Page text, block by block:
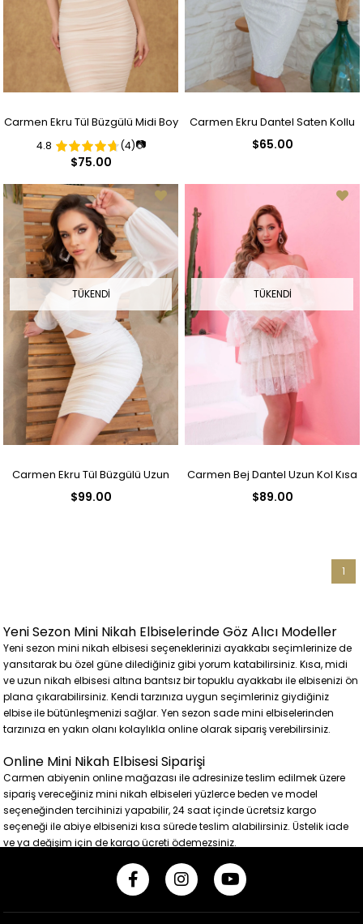
Carmen Ekru Tül Büzgülü Midi Boy
Nikah Abiye Elbise
4.8 (4)📷
$75.00
Carmen Ekru Dantel Saten Kollu
$65.00
TÜKENDI
Carmen Ekru Tül Büzgülü Uzun
$99.00
TÜKENDI
Carmen Bej Dantel Uzun Kol Kısa
$89.00
1
Yeni Sezon Mini Nikah Elbiselerinde Göz Alıcı Modeller
Yeni sezon mini nikah elbisesi seçeneklerinizi ayakkabı seçimlerinize de
yansıtarak bu özel güne dilediğiniz gibi yorum katabilirsiniz. Kısa, midi
ve uzun nikah elbisesi altına bantsız bir topuklu ayakkabı ile elbisenizi ön
plana çıkarabilirsiniz. Kendi tarzınıza uygun seçimleriniz giydiğiniz
elbise ile bütünleşmenizi sağlar. Yen sezon sade mini elbiselerinden
tarzınıza en yakın olanı kolaylıkla online olarak sipariş verebilirsiniz.
Online Mini Nikah Elbisesi Siparişi
Carmen abiyenin online mağazası ile adresinize teslim edilmek üzere
sipariş vereceğiniz mini nikah elbiseleri yüzlerce beden ve model
seçeneğinden tercihinizi yapabilir, 24 saat içinde ücretsiz kargo
seçeneği ile abiye elbisenizi kısa sürede teslim alabilirsiniz. Üstelik iade
ve ya değişim için de kargo ücreti ödemezsiniz.
24 Saat İçinde Ücretsiz Kargo Fırsatı
Tüm Nikah davetleri için ihtiyaç duyduğunuz abiye elbiseler Carmen'de